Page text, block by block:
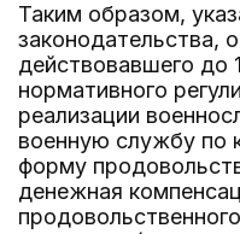
Таким образом,
законодательства,
действовавшего до
нормативного
реализации
военную службу по
форму
денежная